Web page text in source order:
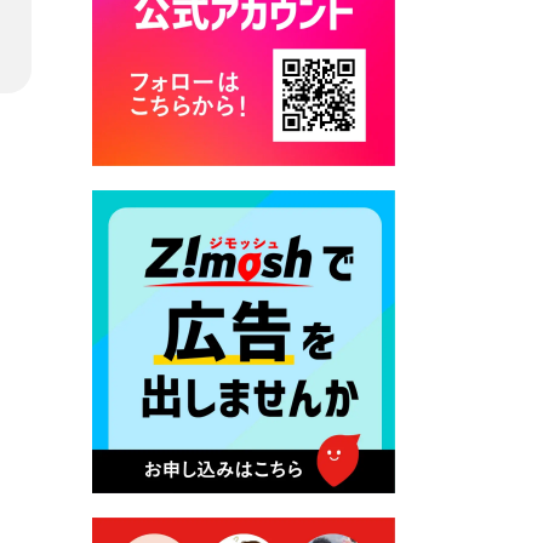
カード交付に伴う休日および
平日夜間開庁の案内
2026年7月22日 令和８年度
「こども文化パスポート事
2026年7月21日 卜仙の郷 お
盆期間の営業時間のお知らせ
2026年7月17日 バス経路検索
のご利用案内
2026年7月10日 台湾伝統音楽
団体 「北埔八音団・楽善軒」
公演開催のお知らせ
ンディング型ふるさと納税の
実施について
2026年7月9日 農地法等に係